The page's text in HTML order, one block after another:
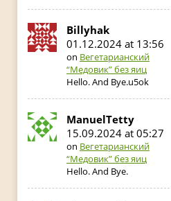
Billyhak
01.12.2024 at 13:56
on Вегетарианский
“Медовик” без яиц
Hello. And Bye.u5ok
ManuelTetty
15.09.2024 at 05:27
on Вегетарианский
“Медовик” без яиц
Hello. And Bye.